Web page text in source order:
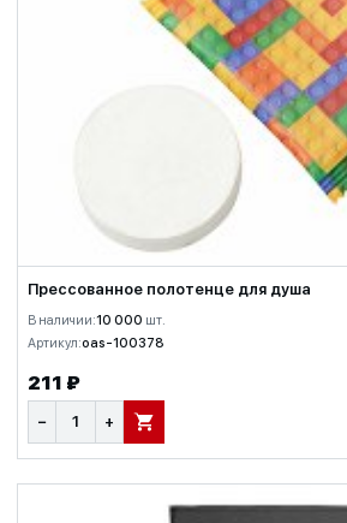
Прессованное полотенце для душа
В наличии:10 000 шт.
Артикул:oas-100378
211 ₽
− + В КОРЗИНУ